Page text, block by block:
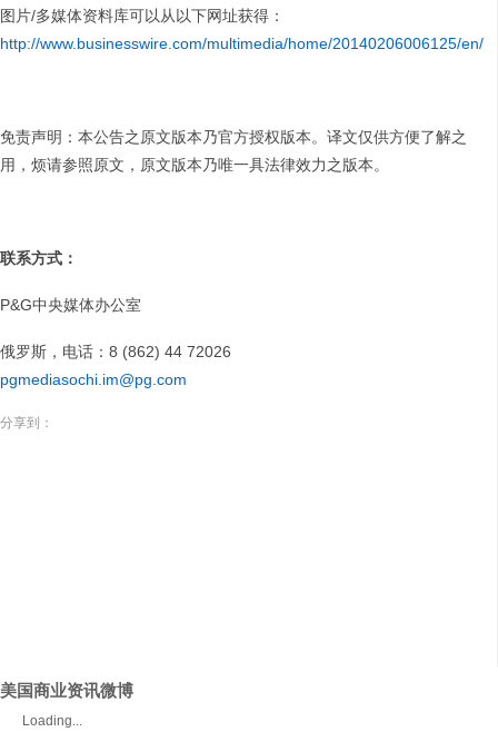
图片/多媒体资料库可以从以下网址获得：
http://www.businesswire.com/multimedia/home/20140206006125/en/
免责声明：本公告之原文版本乃官方授权版本。译文仅供方便了解之
用，烦请参照原文，原文版本乃唯一具法律效力之版本。
联系方式：
P&G中央媒体办公室
俄罗斯，电话：8 (862) 44 72026
pgmediasochi.im@pg.com
分享到：
美国商业资讯微博
Loading...